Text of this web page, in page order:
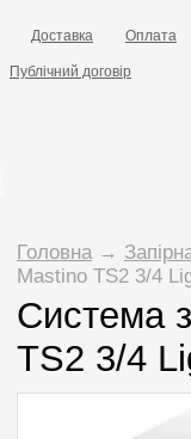
Доставка Оплата
Публічний договір
Головна→
Mastino TS2 3/4
Система
TS2 3/4